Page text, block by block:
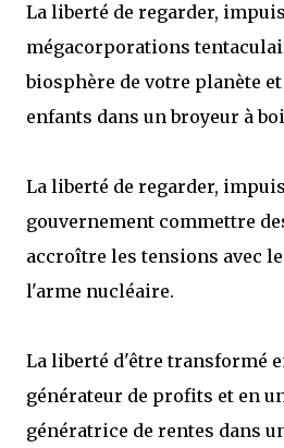
La liberté de regarder,
mégacorporations
biosphère de votre planète
enfants dans un broyeur à
La liberté de regarder,
gouvernement commettre
accroître les tensions avec
l'arme nucléaire.
La liberté d'être transformé
générateur de profits et en
génératrice de rentes dans